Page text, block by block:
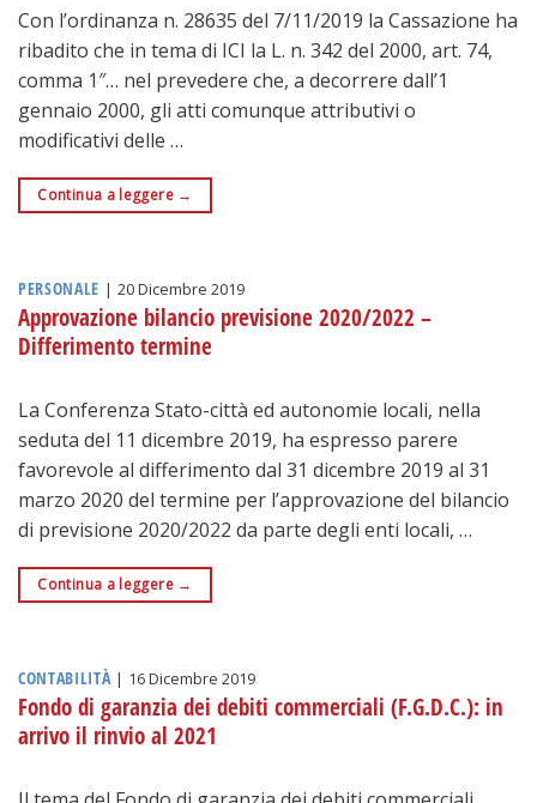
Con l’ordinanza n. 28635 del 7/11/2019 la Cassazione ha
ribadito che in tema di ICI la L. n. 342 del 2000, art. 74,
comma 1″… nel prevedere che, a decorrere dall’1
gennaio 2000, gli atti comunque attributivi o
modificativi delle …
Continua a leggere →
PERSONALE | 20 Dicembre 2019
Approvazione bilancio previsione 2020/2022 –
Differimento termine
La Conferenza Stato-città ed autonomie locali, nella
seduta del 11 dicembre 2019, ha espresso parere
favorevole al differimento dal 31 dicembre 2019 al 31
marzo 2020 del termine per l’approvazione del bilancio
di previsione 2020/2022 da parte degli enti locali, …
Continua a leggere →
CONTABILITÀ | 16 Dicembre 2019
Fondo di garanzia dei debiti commerciali (F.G.D.C.): in
arrivo il rinvio al 2021